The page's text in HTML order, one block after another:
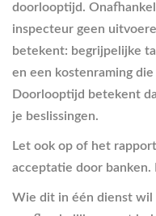
doorlooptijd.
inspecteur geen
betekent: begrijpelijke
en een kostenraming
Doorlooptijd betekent
je beslissingen.
Let ook op of het
acceptatie door banken.
Wie dit in één dienst wil